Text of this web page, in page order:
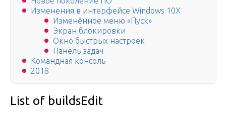
Изменения в интерфейсе Windows 10X
Изменённое меню «Пуск»
Экран блокировки
Окно быстрых настроек
Панель задач
Командная консоль
2018
List of buildsEdit